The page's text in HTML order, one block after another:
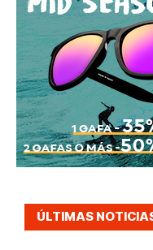
ÚLTIMAS